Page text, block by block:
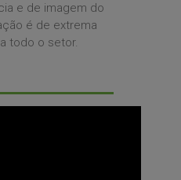
e de imagem do
é de extrema
todo o setor.